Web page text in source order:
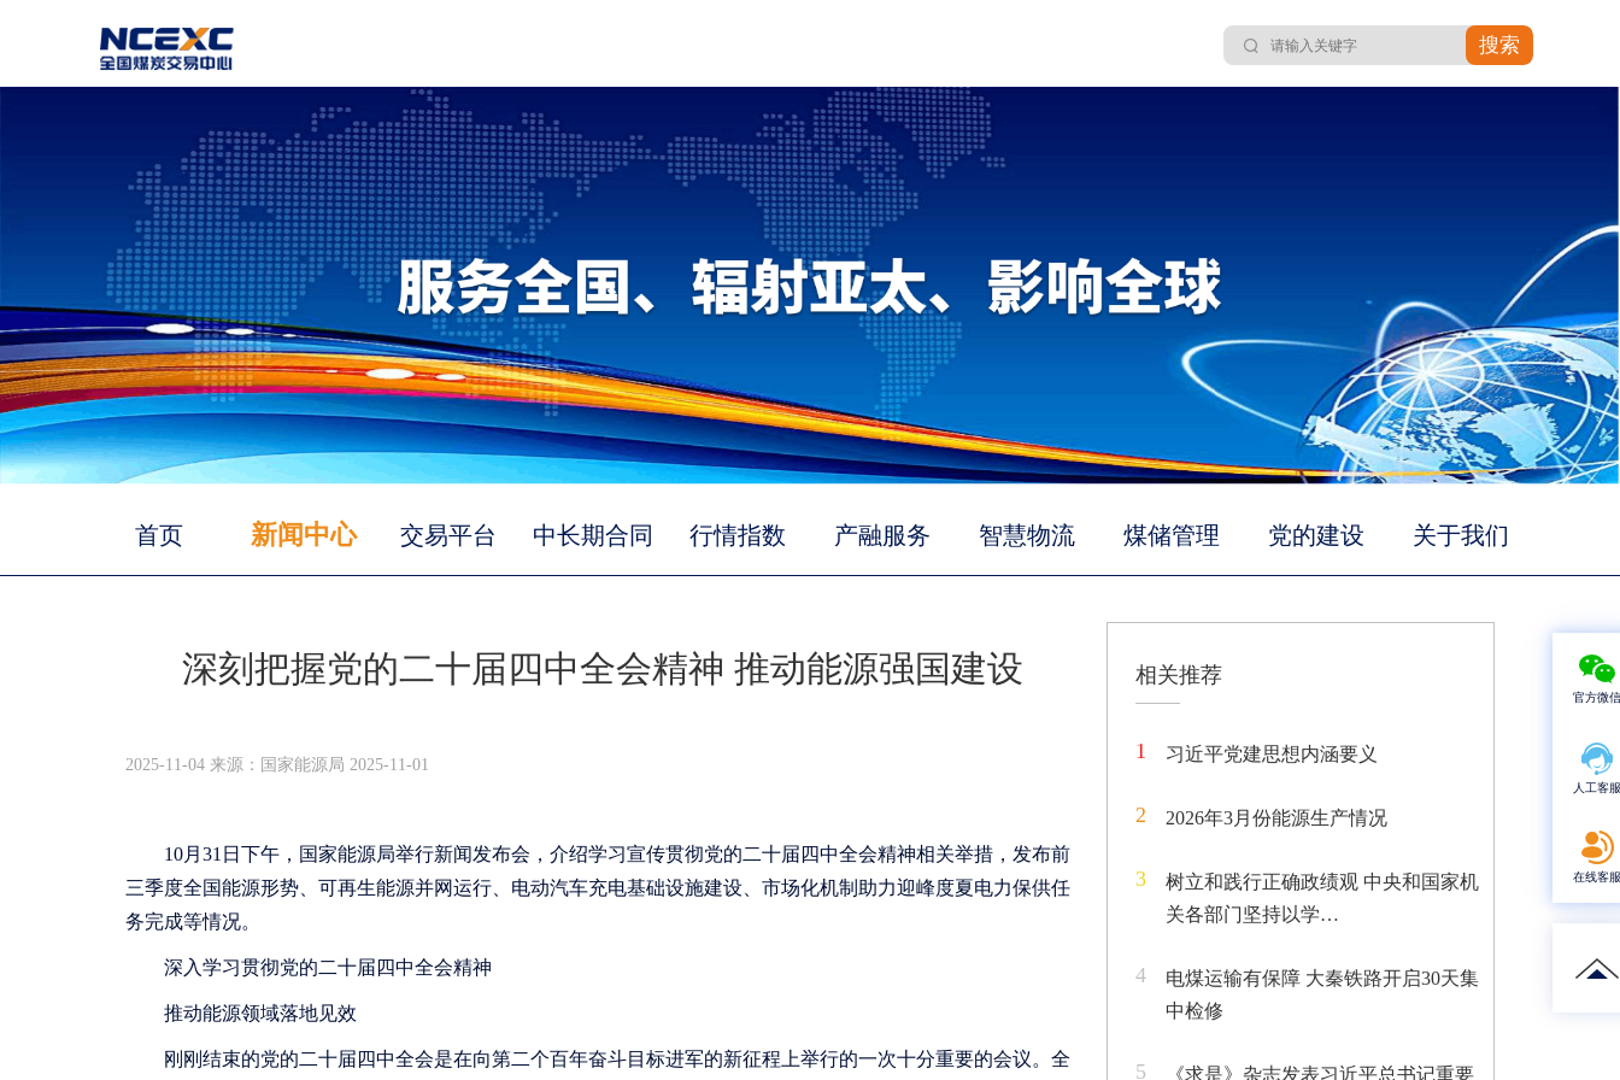
搜索
首页 新闻中心 交易平台 中长期合同 行情指数 产融服务 智慧物流 煤储管理 党的建设 关于我们
深刻把握党的二十届四中全会精神 推动能源强国建设
2025-11-04 来源：国家能源局 2025-11-01
10月31日下午，国家能源局举行新闻发布会，介绍学习宣传贯彻党的二十届四中全会精神相关举措，发布前
三季度全国能源形势、可再生能源并网运行、电动汽车充电基础设施建设、市场化机制助力迎峰度夏电力保供任
务完成等情况。
深入学习贯彻党的二十届四中全会精神
推动能源领域落地见效
刚刚结束的党的二十届四中全会是在向第二个百年奋斗目标进军的新征程上举行的一次十分重要的会议。全
相关推荐
1 习近平党建思想内涵要义
2 2026年3月份能源生产情况
3
树立和践行正确政绩观 中央和国家机
关各部门坚持以学…
4
电煤运输有保障 大秦铁路开启30天集
中检修
5 《求是》杂志发表习近平总书记重要
官方微信
人工客服
在线客服